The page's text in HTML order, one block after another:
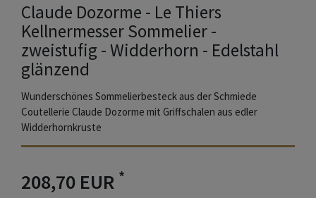
Claude Dozorme - Le Thiers
Kellnermesser Sommelier -
zweistufig - Widderhorn - Edelstahl
glänzend
Wunderschönes Sommelierbesteck aus der Schmiede
Coutellerie Claude Dozorme mit Griffschalen aus edler
Widderhornkruste
208,70 EUR *